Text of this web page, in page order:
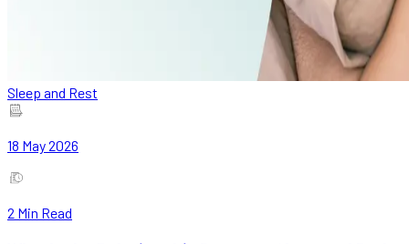
Sleep and Rest
18 May 2026
2 Min Read